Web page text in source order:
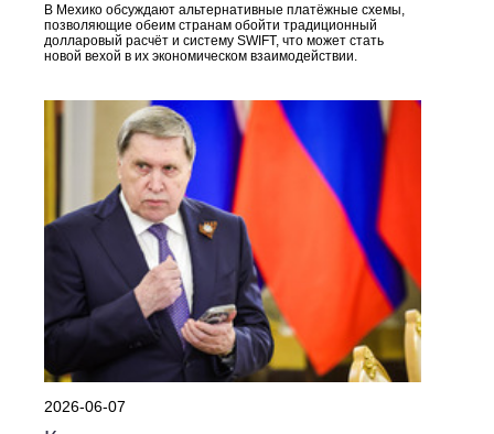
В Мехико обсуждают альтернативные платёжные схемы,
позволяющие обеим странам обойти традиционный
долларовый расчёт и систему SWIFT, что может стать
новой вехой в их экономическом взаимодействии.
2026-06-07